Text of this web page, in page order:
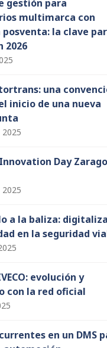
gestión para
multimarca con
la clave
2026
una
inicio de una nueva
Day
a la baliza:
en la seguridad
evolución y
con la red oficial
en un DMS